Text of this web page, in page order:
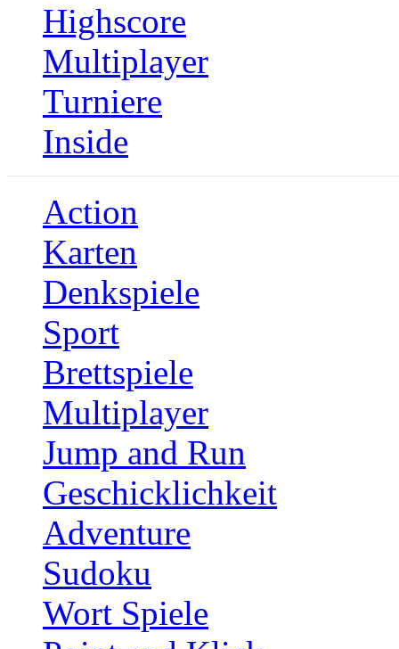
Highscore
Multiplayer
Turniere
Inside
Action
Karten
Denkspiele
Sport
Brettspiele
Multiplayer
Jump and Run
Geschicklichkeit
Adventure
Sudoku
Wort Spiele